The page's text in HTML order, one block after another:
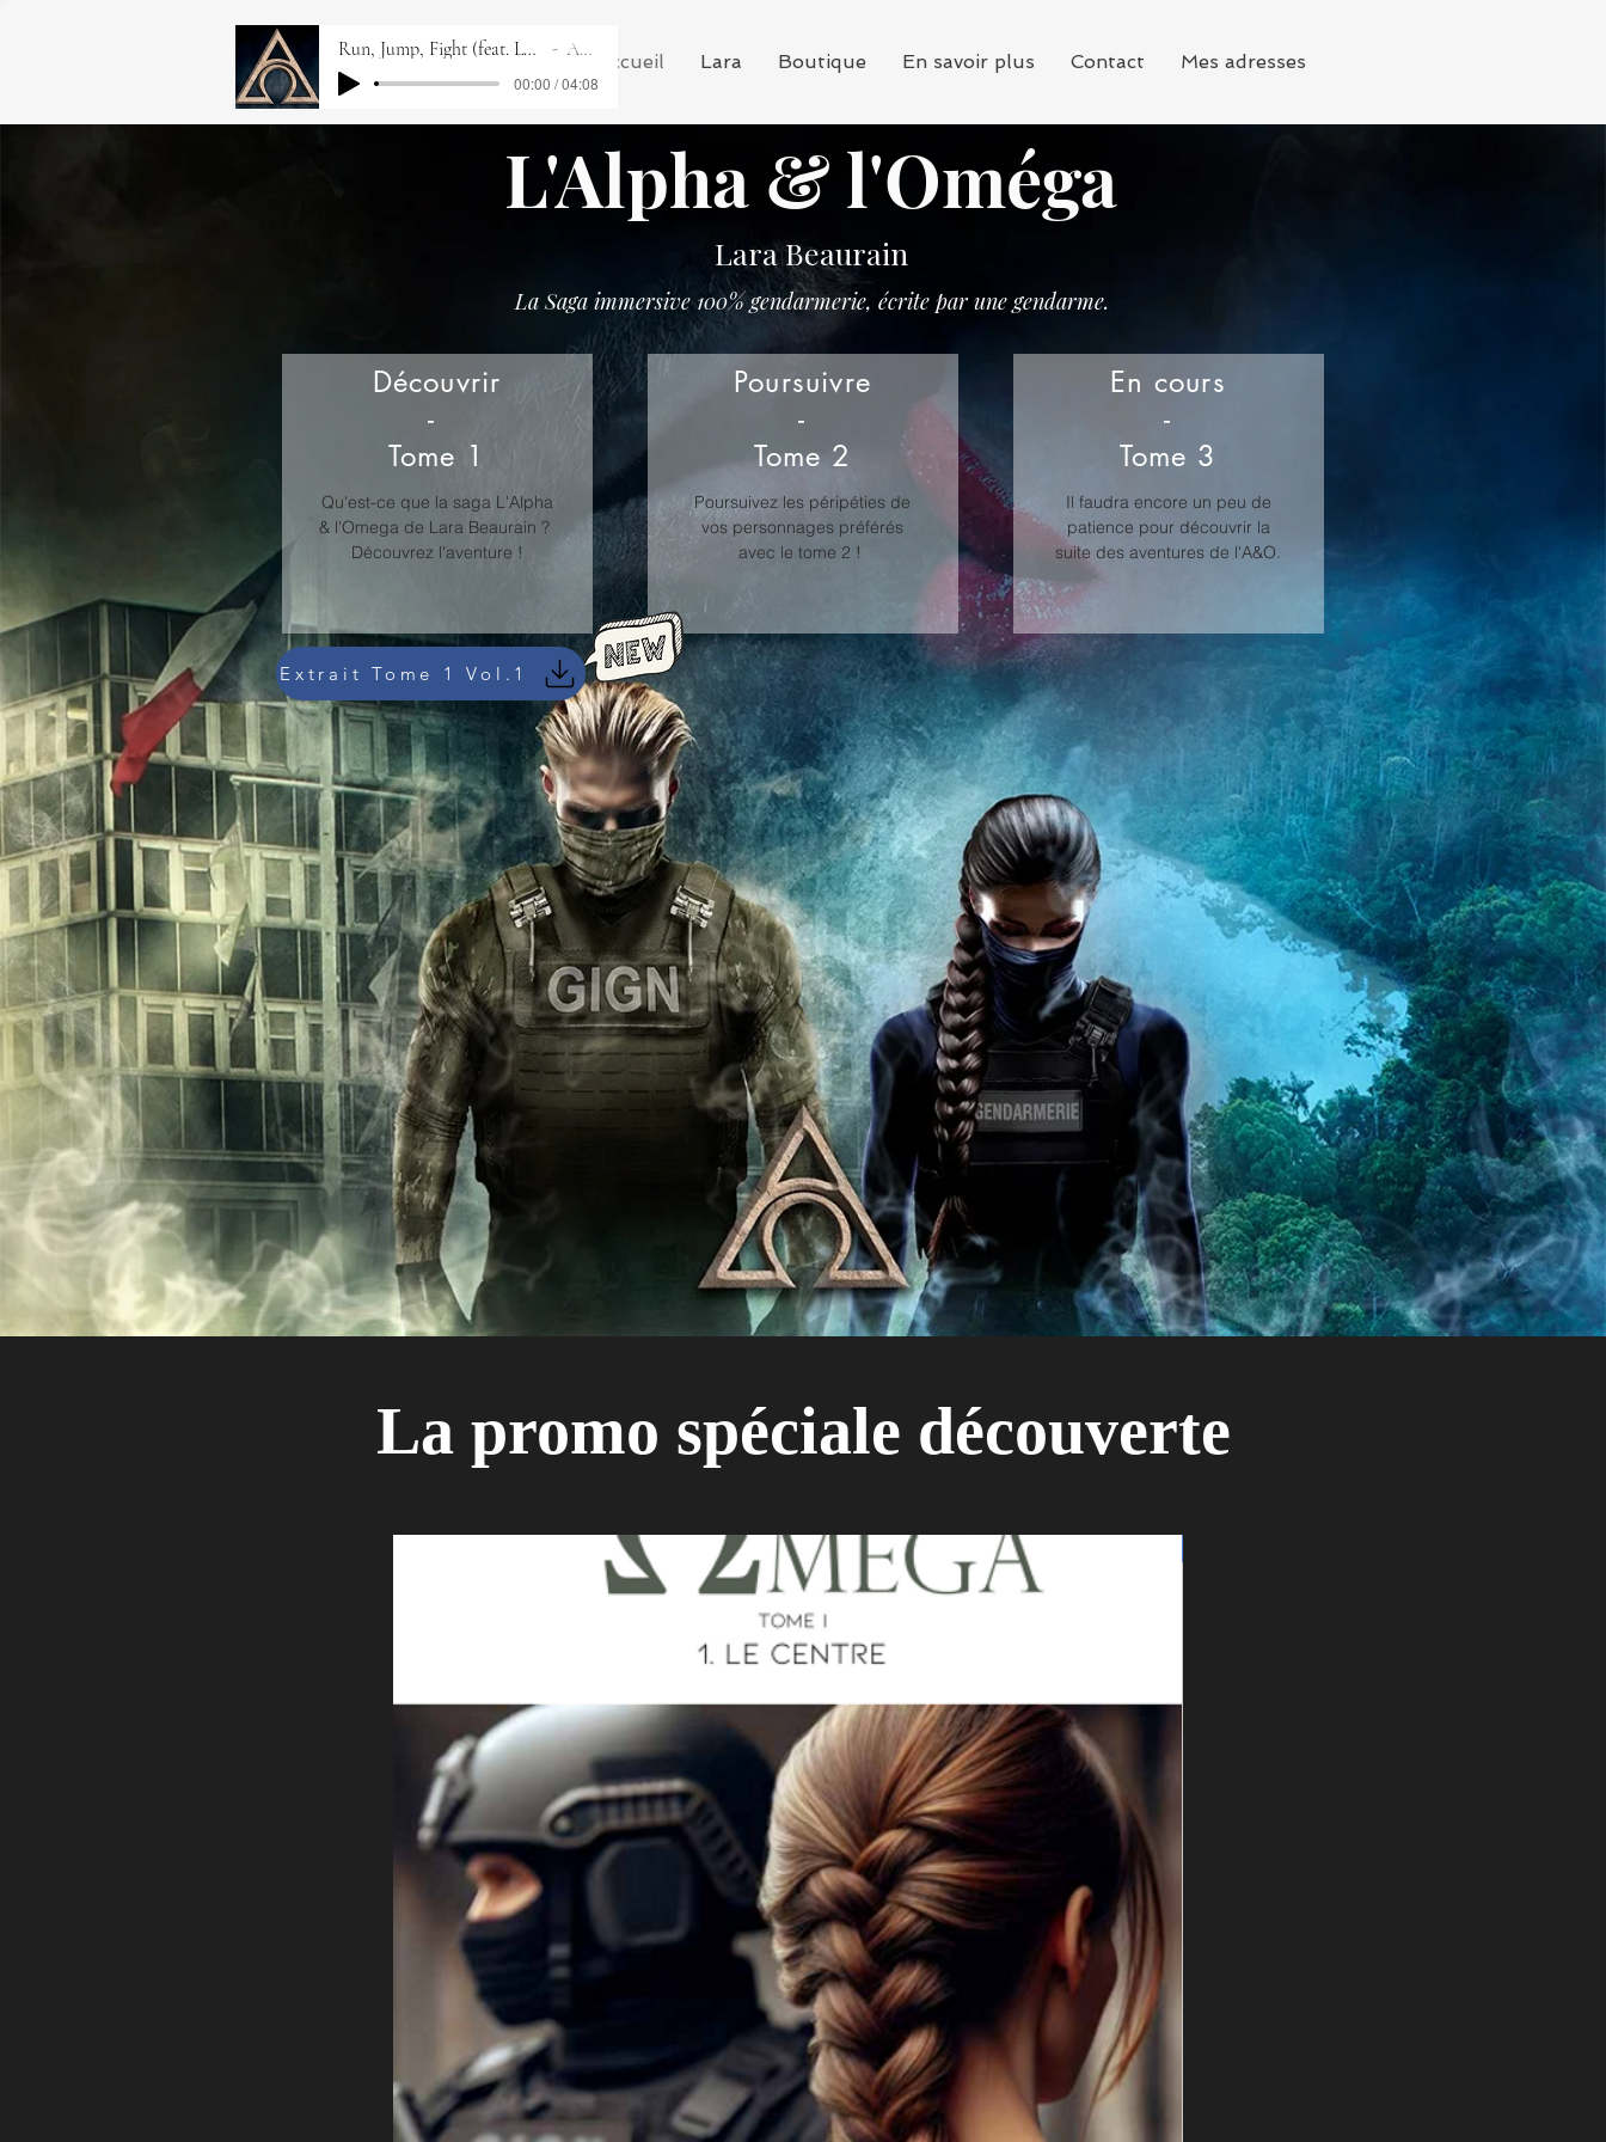
Accueil Lara Boutique En savoir plus Contact Mes adresses
Run, Jump, Fight (feat. London Contemporary Orchestra) Artist Name
00:00 / 04:08
L'Alpha & l'Oméga
Lara Beaurain
La Saga immersive 100% gendarmerie, écrite par une gendarme.
Découvrir
-
Tome 1
Qu'est-ce que la saga L'Alpha
& l'Omega de Lara Beaurain ?
Découvrez l'aventure !
Poursuivre
-
Tome 2
Poursuivez les péripéties de
vos personnages préférés
avec le tome 2 !
En cours
-
Tome 3
Il faudra encore un peu de
patience pour découvrir la
suite des aventures de l'A&O.
Extrait Tome 1 Vol.1
La promo spéciale découverte